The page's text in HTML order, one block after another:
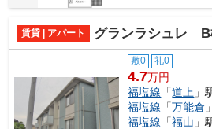
賃貸 | アパート グランラシュレ B
敷0 礼0
4.7万円
福塩線 「道上 」
福塩線 「万能倉
福塩線 「福山 」